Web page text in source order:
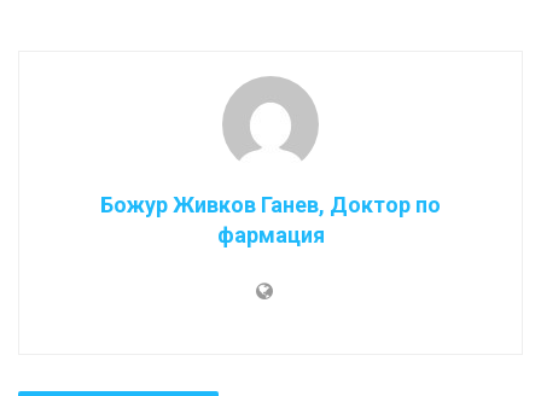
Божур Живков Ганев, Доктор по
фармация